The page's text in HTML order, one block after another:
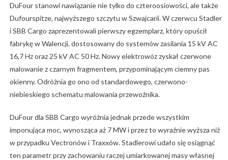
DuFour stanowi nawiązanie nie tylko do czteroosiowości, ale także
Dufourspitze, najwyższego szczytu w Szwajcarii. W czerwcu Stadler
i SBB Cargo zaprezentowali pierwszy egzemplarz, który opuścił
fabrykę w Walencji, dostosowany do systemów zasilania 15 kV AC
16,7 Hz oraz 25 kV AC 50 Hz. Nowy elektrowóz zyskał czerwone
malowanie z czarnym fragmentem, przypominającym ciemny pas
okienny. Odróżnia go ono od standardowego, czerwono-
niebieskiego schematu malowania przewoźnika.
DuFour dla SBB Cargo wyróżnia jednak przede wszystkim
imponująca moc, wynosząca aż 7 MW i przez to wyraźnie wyższa niż
w przypadku Vectronów i Traxxów. Stadlerowi udało się osiągnąć
ten parametr przy zachowaniu raczej umiarkowanej masy własnej